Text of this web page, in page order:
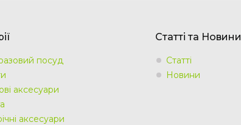
посуд
аксесуари
аксесуари
Статті та Новини
Статті
Новини